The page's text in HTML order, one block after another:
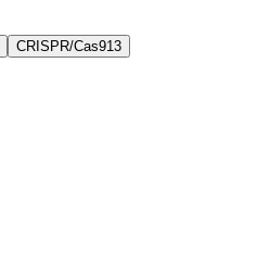
CRISPR/Cas913